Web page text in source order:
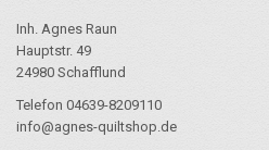
Inh. Agnes Raun
Hauptstr. 49
24980 Schafflund
Telefon 04639-8209110
info@agnes-quiltshop.de